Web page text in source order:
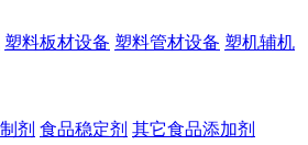
塑料板材设备 塑料管材设备 塑机辅机
剂 食品稳定剂 其它食品添加剂